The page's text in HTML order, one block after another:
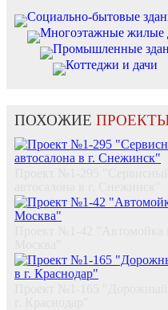
Социально-бытовые
Многоэтажные жилые
Промышленные
Коттеджи и дачи
ПОХОЖИЕ